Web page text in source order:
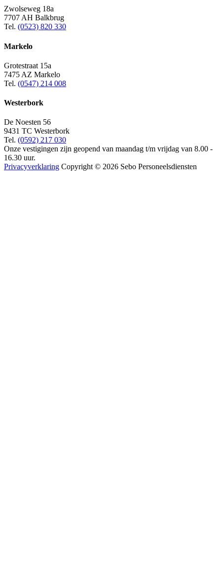
Zwolseweg 18a
7707 AH Balkbrug
Tel. (0523) 820 330
Markelo
Grotestraat 15a
7475 AZ Markelo
Tel. (0547) 214 008
Westerbork
De Noesten 56
9431 TC Westerbork
Tel. (0592) 217 030
Onze vestigingen zijn geopend van maandag t/m vrijdag van 8.00 -
16.30 uur.
Privacyverklaring Copyright © 2026 Sebo Personeelsdiensten